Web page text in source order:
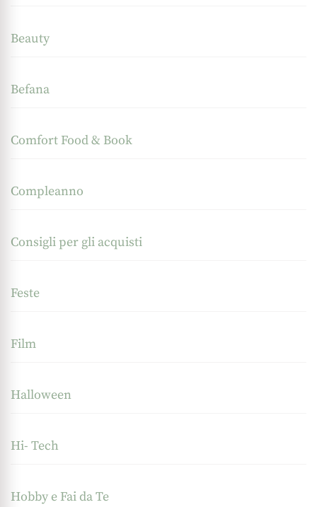
Beauty
Befana
Comfort Food & Book
Compleanno
Consigli per gli acquisti
Feste
Film
Halloween
Hi- Tech
Hobby e Fai da Te